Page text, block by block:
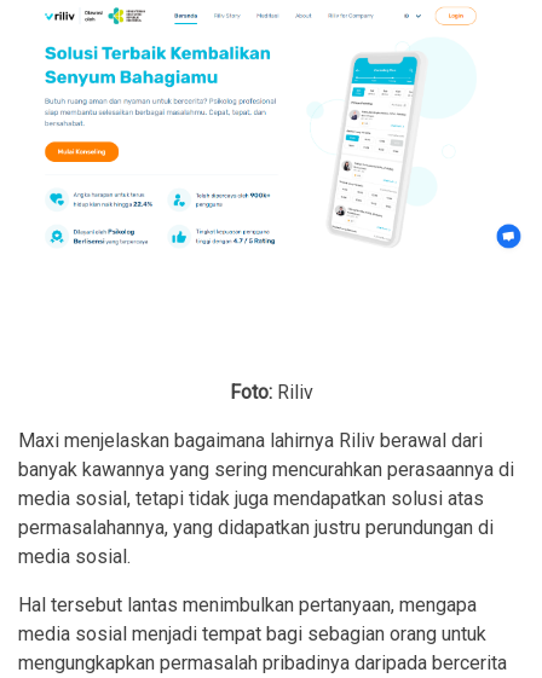
Foto: Riliv
Maxi menjelaskan bagaimana lahirnya Riliv berawal dari
banyak kawannya yang sering mencurahkan perasaannya di
media sosial, tetapi tidak juga mendapatkan solusi atas
permasalahannya, yang didapatkan justru perundungan di
media sosial.
Hal tersebut lantas menimbulkan pertanyaan, mengapa
media sosial menjadi tempat bagi sebagian orang untuk
mengungkapkan permasalah pribadinya daripada bercerita